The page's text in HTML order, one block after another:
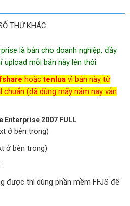
THỨ KHÁC
là bản cho doanh nghiệp, đầy
mỗi bản này lên thôi.
hoặctenlua vì bản này từ
chuẩn (đã dùng mấy năm nay vẫn
Enterprise 2007 FULL
ở bên trong)
ở bên trong)
được thì dùng phần mềm FFJS để